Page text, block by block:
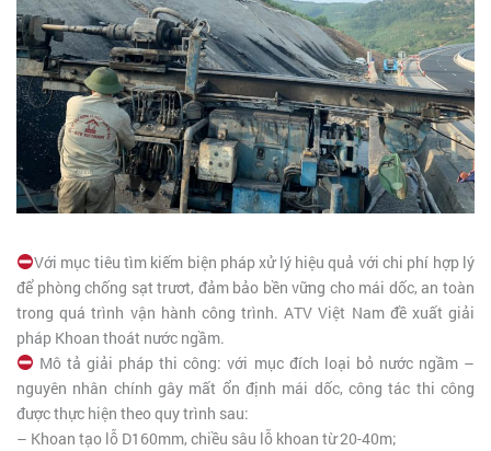
Với mục tiêu tìm kiếm biện pháp xử lý hiệu quả với chi phí hợp lý
để phòng chống sạt trươt, đảm bảo bền vững cho mái dốc, an toàn
trong quá trình vận hành công trình. ATV Việt Nam đề xuất giải
pháp Khoan thoát nước ngầm.
Mô tả giải pháp thi công: với mục đích loại bỏ nước ngầm –
nguyên nhân chính gây mất ổn định mái dốc, công tác thi công
được thực hiện theo quy trình sau:
– Khoan tạo lỗ D160mm, chiều sâu lỗ khoan từ 20-40m;